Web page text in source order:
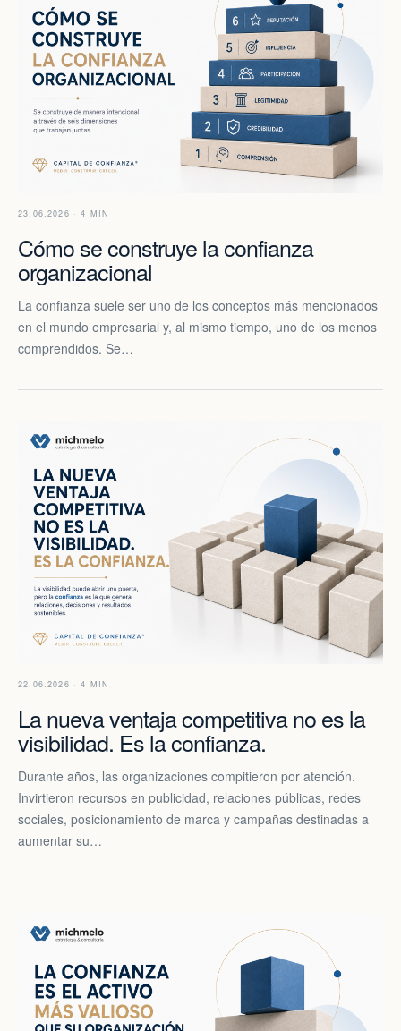
23.06.2026 · 4 MIN
Cómo se construye la confianza
organizacional
La confianza suele ser uno de los conceptos más mencionados
en el mundo empresarial y, al mismo tiempo, uno de los menos
comprendidos. Se…
22.06.2026 · 4 MIN
La nueva ventaja competitiva no es la
visibilidad. Es la confianza.
Durante años, las organizaciones compitieron por atención.
Invirtieron recursos en publicidad, relaciones públicas, redes
sociales, posicionamiento de marca y campañas destinadas a
aumentar su…